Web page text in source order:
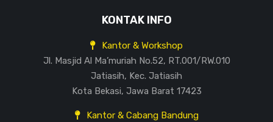
KONTAK INFO
Kantor & Workshop
Jl. Masjid Al Ma’muriah No.52, RT.001/RW.010
Jatiasih, Kec. Jatiasih
Kota Bekasi, Jawa Barat 17423
Kantor & Cabang Bandung